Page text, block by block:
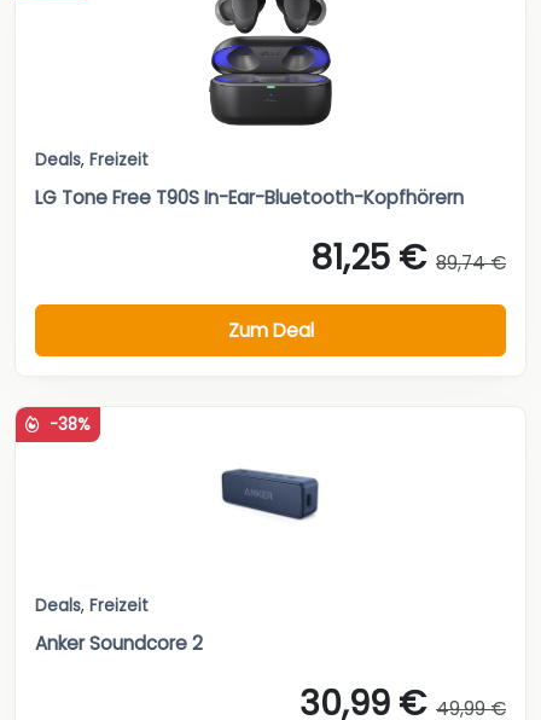
Deals, Freizeit
LG Tone Free T90S In-Ear-Bluetooth-Kopfhörern
81,25 € 89,74 €
Zum Deal
-38%
Deals, Freizeit
Anker Soundcore 2
30,99 € 49,99 €